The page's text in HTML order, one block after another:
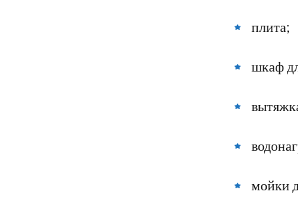
плита;
шкаф
мойки